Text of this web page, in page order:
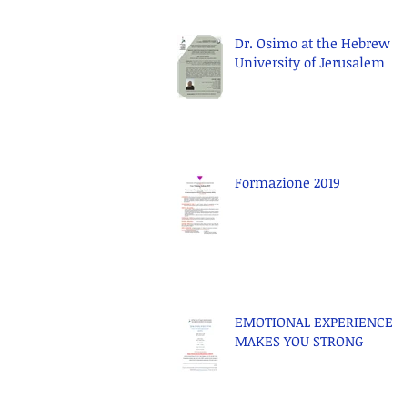
Dr. Osimo at the Hebrew
University of Jerusalem
Formazione 2019
EMOTIONAL EXPERIENCE
MAKES YOU STRONG